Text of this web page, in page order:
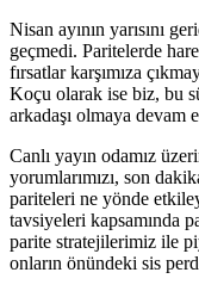
Nisan ayının yarısını
geçmedi. Paritelerde
fırsatlar karşımıza
Koçu olarak ise biz, bu
arkadaşı olmaya devam
Canlı yayın odamız
yorumlarımızı, son
pariteleri ne yönde
tavsiyeleri kapsamında
parite stratejilerimiz ile
onların önündeki sis